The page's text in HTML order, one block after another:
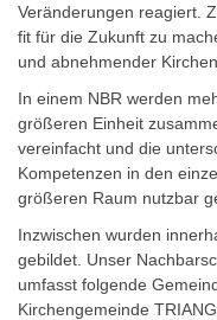
Veränderungen reagiert.
fit für die Zukunft zu
und abnehmender
In einem NBR werden
größeren Einheit
vereinfacht und die
Kompetenzen in den
größeren Raum nutzbar
Inzwischen wurden
gebildet. Unser
umfasst folgende
Kirchengemeinde